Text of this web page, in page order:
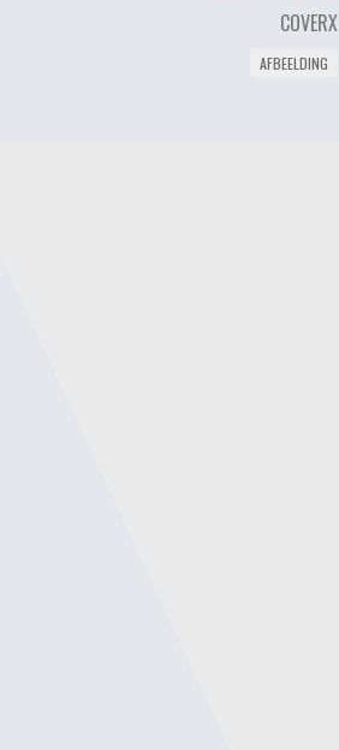
COVERX
AFBEELDING